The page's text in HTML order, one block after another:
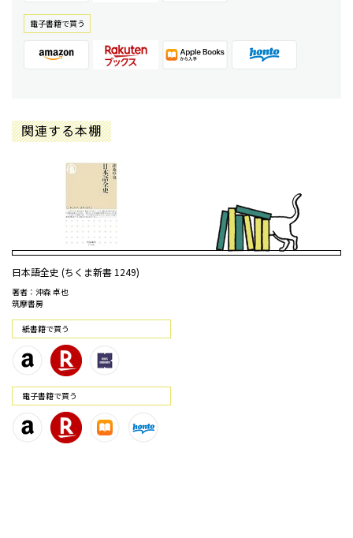
電⼦書籍で買う
関連する本棚
日本語全史 (ちくま新書 1249)
著者：沖森 卓也
筑摩書房
紙書籍で買う
電⼦書籍で買う